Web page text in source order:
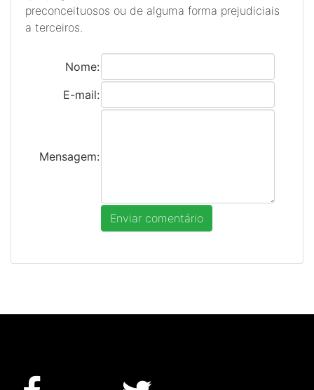
preconceituosos ou de alguma forma prejudiciais
a terceiros.
Nome:
E-mail:
Mensagem: